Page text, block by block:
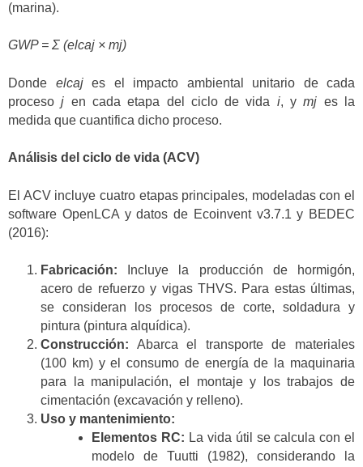
(marina).
GWP = Σ (elcaj × mj)
Donde elcajes el impacto ambiental unitario de cada
procesoj en cada etapa del ciclo de vida i, ymj es la
medida que cuantifica dicho proceso.
Análisis del ciclo de vida (ACV)
El ACV incluye cuatro etapas principales, modeladas con el
software OpenLCA y datos de Ecoinvent v3.7.1 y BEDEC
(2016):
Fabricación: Incluye la producción de hormigón,
acero de refuerzo y vigas THVS. Para estas últimas,
se consideran los procesos de corte, soldadura y
pintura (pintura alquídica).
Construcción: Abarca el transporte de materiales
(100 km) y el consumo de energía de la maquinaria
para la manipulación, el montaje y los trabajos de
cimentación (excavación y relleno).
Uso y mantenimiento:
Elementos RC: La vida útil se calcula con el
modelo de Tuutti (1982), considerando la